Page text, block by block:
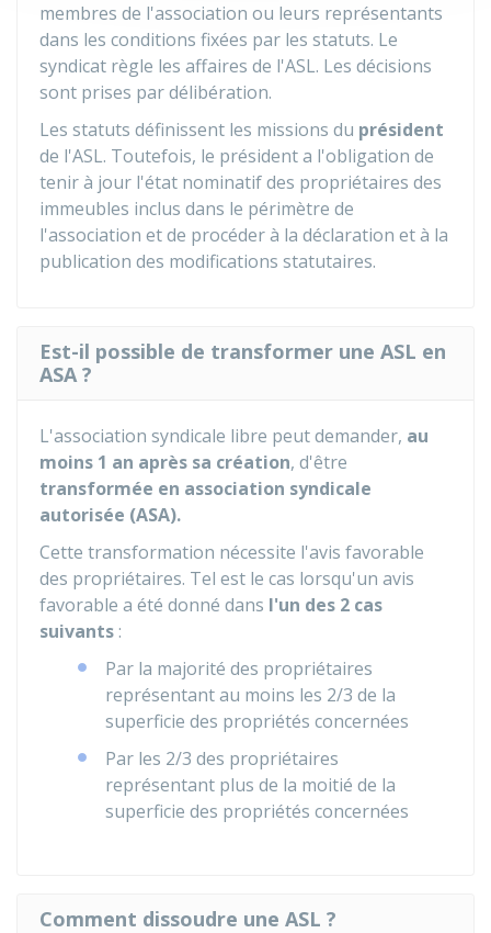
membres de l'association ou leurs représentants
dans les conditions fixées par les statuts. Le
syndicat règle les affaires de l'ASL. Les décisions
sont prises par délibération.
Les statuts définissent les missions du président
de l'ASL. Toutefois, le président a l'obligation de
tenir à jour l'état nominatif des propriétaires des
immeubles inclus dans le périmètre de
l'association et de procéder à la déclaration et à la
publication des modifications statutaires.
Est-il possible de transformer une ASL en
ASA ?
L'association syndicale libre peut demander, au
moins 1 an après sa création, d'être
transformée en association syndicale
autorisée (ASA).
Cette transformation nécessite l'avis favorable
des propriétaires. Tel est le cas lorsqu'un avis
favorable a été donné dans l'un des 2 cas
suivants :
Par la majorité des propriétaires
représentant au moins les 2/3 de la
superficie des propriétés concernées
Par les 2/3 des propriétaires
représentant plus de la moitié de la
superficie des propriétés concernées
Comment dissoudre une ASL ?